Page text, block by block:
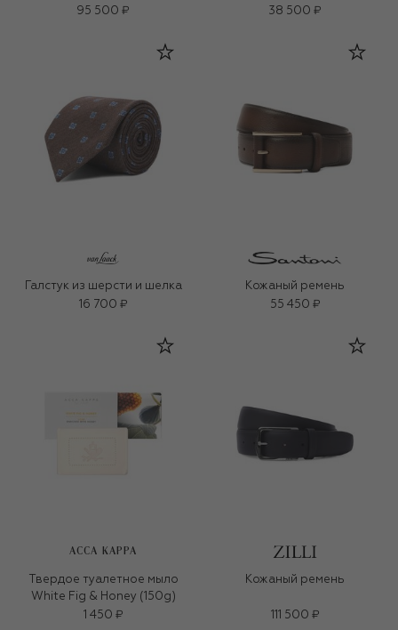
95 500 ₽
38 500 ₽
Галстук из шерсти и шелка
16 700 ₽
Кожаный ремень
55 450 ₽
ACCA KAPPA
Твердое туалетное мыло
White Fig & Honey (150g)
1 450 ₽
Кожаный ремень
111 500 ₽